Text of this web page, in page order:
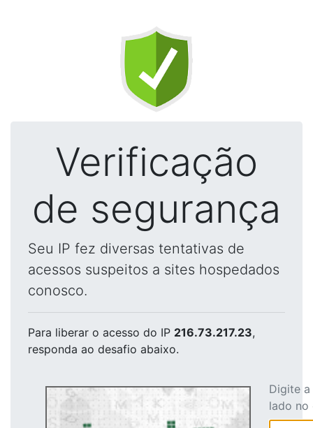
Verificação
de segurança
Seu IP fez diversas tentativas de
acessos suspeitos a sites hospedados
conosco.
Para liberar o acesso do IP 216.73.217.23,
responda ao desafio abaixo.
Digite
lado no